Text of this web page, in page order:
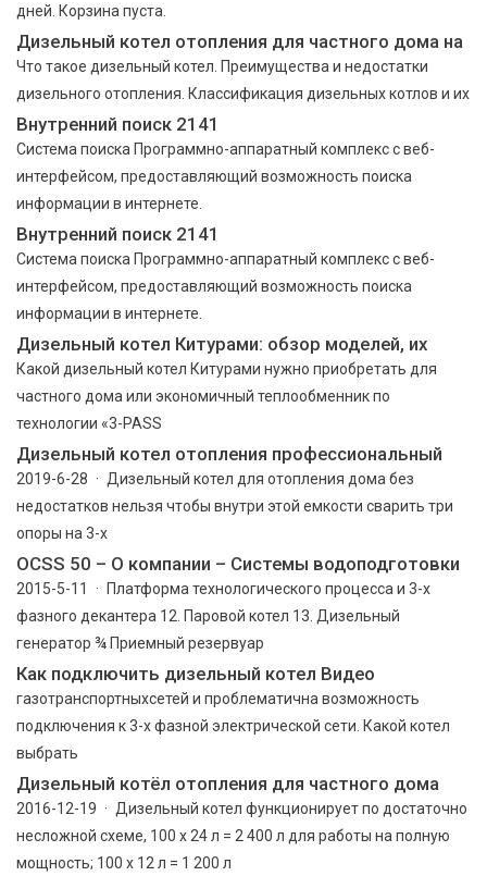
дней. Корзина пуста.
Дизельный котел отопления для частного дома на
Что такое дизельный котел. Преимущества и недостатки
дизельного отопления. Классификация дизельных котлов и их
Внутренний поиск 2141
Cистема поиска Программно-аппаратный комплекс с веб-
интерфейсом, предоставляющий возможность поиска
информации в интернете.
Внутренний поиск 2141
Cистема поиска Программно-аппаратный комплекс с веб-
интерфейсом, предоставляющий возможность поиска
информации в интернете.
Дизельный котел Китурами: обзор моделей, их
Какой дизельный котел Китурами нужно приобретать для
частного дома или экономичный теплообменник по
технологии «3-PASS
Дизельный котел отопления профессиональный
2019-6-28 · Дизельный котел для отопления дома без
недостатков нельзя чтобы внутри этой емкости сварить три
опоры на 3-х
OCSS 50 – О компании – Системы водоподготовки
2015-5-11 · Платформа технологического процесса и 3-х
фазного декантера 12. Паровой котел 13. Дизельный
генератор ¾ Приемный резервуар
Как подключить дизельный котел Видео
газотранспортныхсетей и проблематична возможность
подключения к 3-х фазной электрической сети. Какой котел
выбрать
Дизельный котёл отопления для частного дома
2016-12-19 · Дизельный котел функционирует по достаточно
несложной схеме, 100 х 24 л = 2 400 л для работы на полную
мощность; 100 х 12 л = 1 200 л